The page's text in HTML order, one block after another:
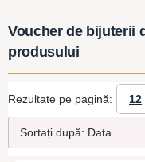
Voucher de bijuterii
produsului
Rezultate pe pagină: 12